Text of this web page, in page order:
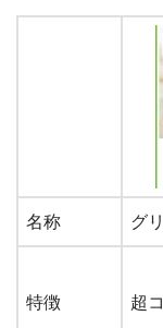
名称 グ
特徴 超